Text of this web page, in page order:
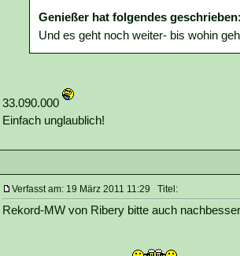
Genießer hat folgendes
Und es geht noch weiter- bis wohin
33.090.000
Einfach unglaublich!
Verfasst am: 19 März 2011 11:29 Titel:
Rekord-MW von Ribery bitte auch